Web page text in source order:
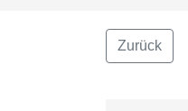
Zurück